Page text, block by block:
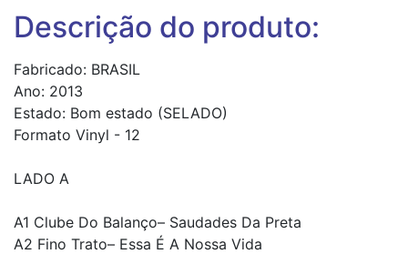
Descrição do produto:
Fabricado: BRASIL
Ano: 2013
Estado: Bom estado (SELADO)
Formato Vinyl - 12
LADO A
A1 Clube Do Balanço– Saudades Da Preta
A2 Fino Trato– Essa É A Nossa Vida